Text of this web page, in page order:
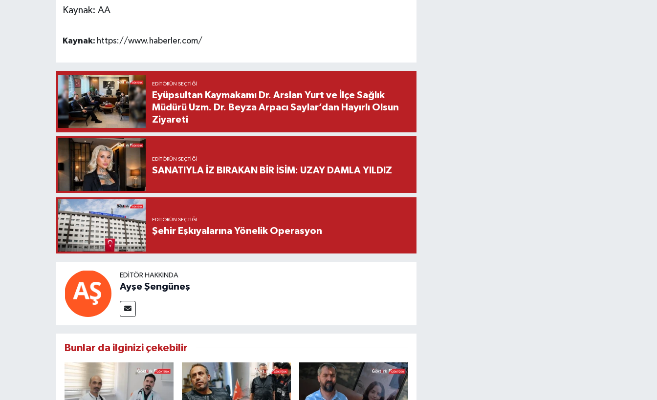
Kaynak: AA
Kaynak: https://www.haberler.com/
EDITÖRÜN SEÇTIĞI
Eyüpsultan Kaymakamı Dr. Arslan Yurt ve İlçe Sağlık
Müdürü Uzm. Dr. Beyza Arpacı Saylar’dan Hayırlı Olsun
Ziyareti
EDITÖRÜN SEÇTIĞI
SANATIYLA İZ BIRAKAN BİR İSİM: UZAY DAMLA YILDIZ
EDITÖRÜN SEÇTIĞI
Şehir Eşkıyalarına Yönelik Operasyon
EDITÖR HAKKINDA
Ayşe Şengüneş
Bunlar da ilginizi çekebilir